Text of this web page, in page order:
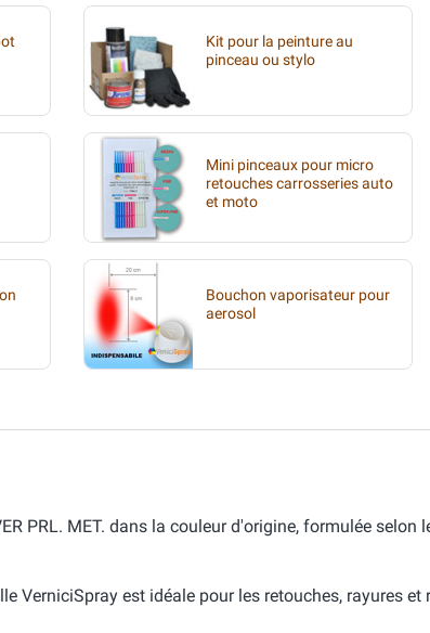
Kit pour la peinture au
pinceau ou stylo
Mini pinceaux pour micro
retouches carrosseries auto
et moto
Bouchon vaporisateur pour
aerosol
PRL. MET. dans la couleur d'origine, formulée selon
VerniciSpray est idéale pour les retouches, rayures